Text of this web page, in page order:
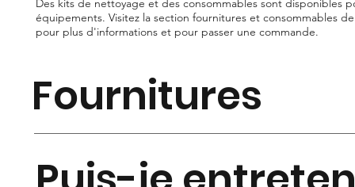
Des kits de nettoyage et des consommables sont disponibles
équipements. Visitez la section fournitures et consommables
pour plus d'informations et pour passer une commande.
Fournitures